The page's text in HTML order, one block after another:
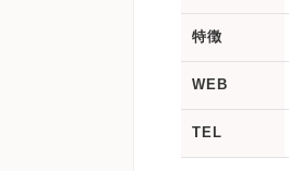
特徴
WEB
TEL